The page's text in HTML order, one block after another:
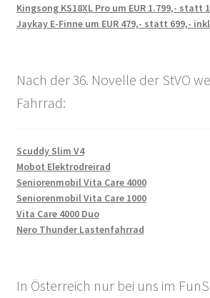
Kingsong KS18XL Pro um EUR 1.799,- statt
Jaykay E-Finne um EUR 479,- statt 699,-
Nach der 36. Novelle der StVO
Fahrrad:
Scuddy Slim V4
Mobot Elektrodreirad
Seniorenmobil Vita Care 4000
Seniorenmobil Vita Care 1000
Vita Care 4000 Duo
Nero Thunder Lastenfahrrad
In Österreich nur bei uns im